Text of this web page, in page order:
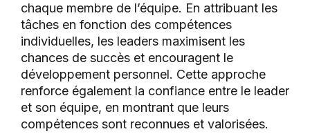
chaque membre de l’équipe. En attribuant les
tâches en fonction des compétences
individuelles, les leaders maximisent les
chances de succès et encouragent le
développement personnel. Cette approche
renforce également la confiance entre le leader
et son équipe, en montrant que leurs
compétences sont reconnues et valorisées.